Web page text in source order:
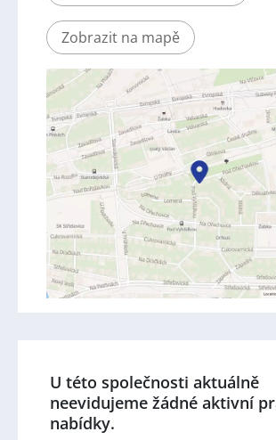
Zobrazit na mapě
U této společnosti aktuálně
neevidujeme žádné aktivní
nabídky.